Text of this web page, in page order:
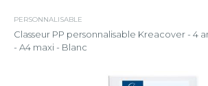
PERSONNALISABLE
Classeur PP personnalisable Kreacover - 4
- A4 maxi - Blanc